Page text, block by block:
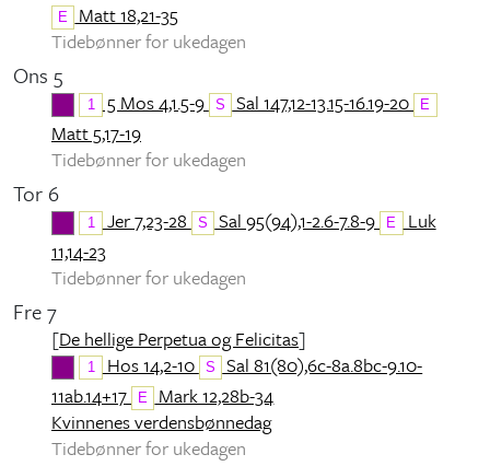
E
Matt 18,21-35
Tidebønner for ukedagen
Ons 5
1 5 Mos 4,1.5-9 S Sal 147,12-13.15-16.19-20 E
Matt 5,17-19
Tidebønner for ukedagen
Tor 6
1 Jer 7,23-28 S Sal 95(94),1-2.6-7.8-9 E
Luk
11,14-23
Tidebønner for ukedagen
Fre 7
[De hellige Perpetua og Felicitas]
1 Hos 14,2-10 S
Sal 81(80),6c-8a.8bc-9.10-
11ab.14+17
E
Mark 12,28b-34
Kvinnenes verdensbønnedag
Tidebønner for ukedagen